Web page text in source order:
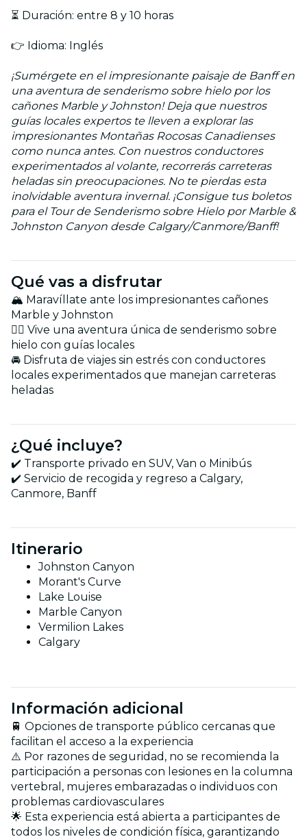
⏳ Duración: entre 8 y 10 horas
👉 Idioma: Inglés
¡Sumérgete en el impresionante paisaje de Banff en
una aventura de senderismo sobre hielo por los
cañones Marble y Johnston! Deja que nuestros
guías locales expertos te lleven a explorar las
impresionantes Montañas Rocosas Canadienses
como nunca antes. Con nuestros conductores
experimentados al volante, recorrerás carreteras
heladas sin preocupaciones. No te pierdas esta
inolvidable aventura invernal. ¡Consigue tus boletos
para el Tour de Senderismo sobre Hielo por Marble &
Johnston Canyon desde Calgary/Canmore/Banff!
Qué vas a disfrutar
🏔 Maravíllate ante los impresionantes cañones
Marble y Johnston
🚶‍♂️ Vive una aventura única de senderismo sobre
hielo con guías locales
🚘 Disfruta de viajes sin estrés con conductores
locales experimentados que manejan carreteras
heladas
¿Qué incluye?
✔️ Transporte privado en SUV, Van o Minibús
✔️ Servicio de recogida y regreso a Calgary,
Canmore, Banff
Itinerario
Johnston Canyon
Morant's Curve
Lake Louise
Marble Canyon
Vermilion Lakes
Calgary
Información adicional
🚆 Opciones de transporte público cercanas que
facilitan el acceso a la experiencia
⚠️ Por razones de seguridad, no se recomienda la
participación a personas con lesiones en la columna
vertebral, mujeres embarazadas o individuos con
problemas cardiovasculares
🌟 Esta experiencia está abierta a participantes de
todos los niveles de condición física, garantizando